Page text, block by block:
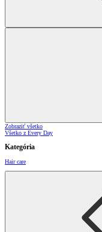
Zobraziť všetko
Všetko z Every Day
Kategória
Hair care